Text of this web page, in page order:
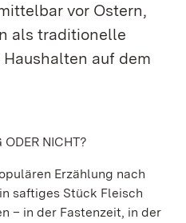
vor Ostern,
als traditionelle
auf dem
ODER NICHT?
Erzählung nach
saftiges Stück Fleisch
– in der Fastenzeit, in der